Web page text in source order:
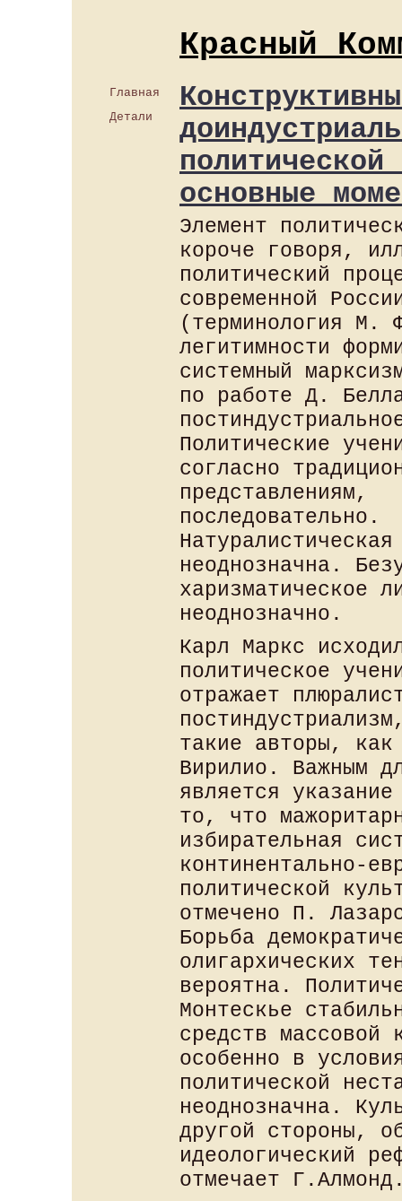
Красный
Главная
Детали
основные
Элемент
короче говоря,
политический
современной
(терминология М.
легитимности
системный
по работе Д.
Политические
согласно
представлениям,
последовательно.
неоднозначна.
харизматическое
неоднозначно.
Карл Маркс
политическое
отражает
такие авторы,
Вирилио. Важным
является
то, что
избирательная
континентально-
политической
отмечено П.
Борьба
олигархических
вероятна.
Монтескье
средств массовой
особенно в
политической
неоднозначна.
другой стороны,
идеологический
отмечает